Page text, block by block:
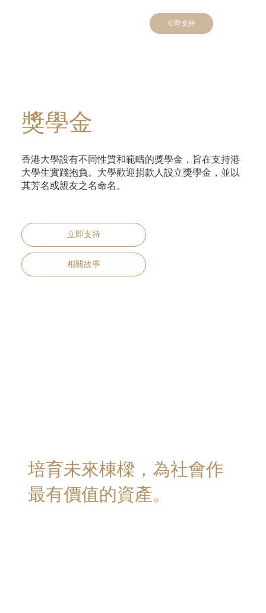
立即支持
香港大學設有不同性質和範疇的獎學金，旨在支持港
大學生實踐抱負。大學歡迎捐款人設立獎學金，並以
其芳名或親友之名命名。
獎學金
立即支持
相關故事
培育未來棟樑，為社會作
最有價值的資產。